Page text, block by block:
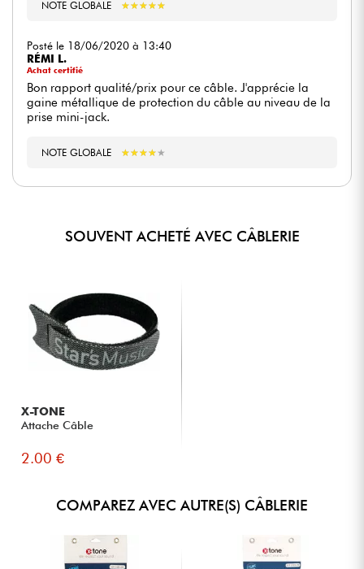
NOTE GLOBALE ★★★★★
★★★★★
Posté le 18/06/2020 à 13:40
RÉMI L.
Achat certifié
Bon rapport qualité/prix pour ce câble. J'apprécie la
gaine métallique de protection du câble au niveau de la
prise mini-jack.
NOTE GLOBALE ★★★★★
★★★★★
SOUVENT ACHETÉ AVEC CÂBLERIE
X-TONE
Attache Câble
2.00 €
COMPAREZ AVEC AUTRE(S) CÂBLERIE